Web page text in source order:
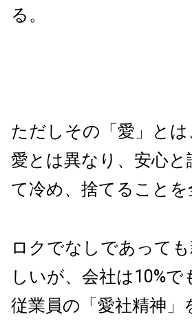
る。
ただしその「愛」と
愛とは異なり、安心
て冷め、捨てること
ロクでなしであって
しいが、会社は10%
従業員の「愛社精神